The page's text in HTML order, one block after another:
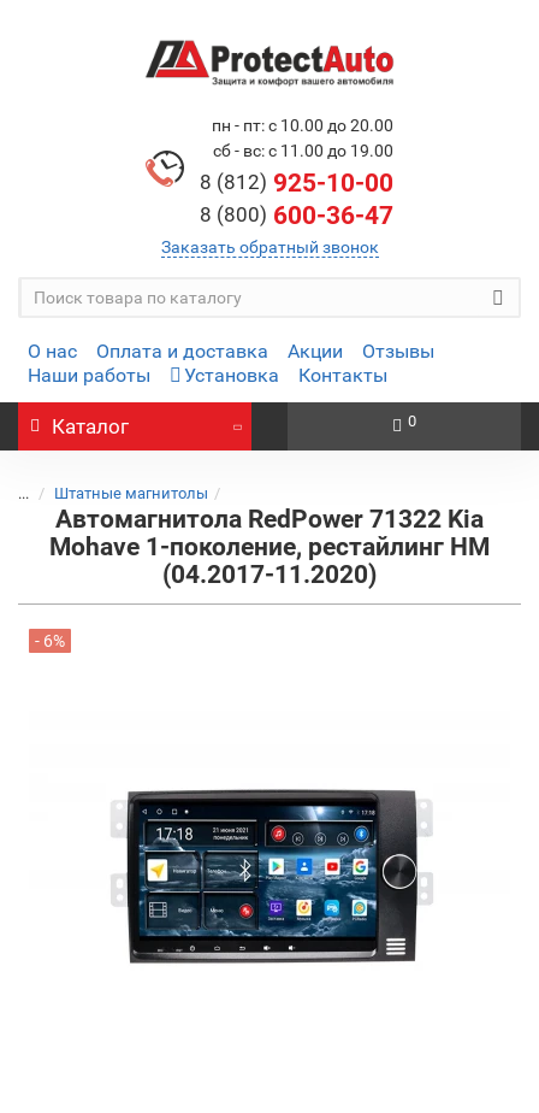
пн - пт: с 10.00 до 20.00
сб - вс: с 11.00 до 19.00
8 (812) 925-10-00
8 (800) 600-36-47
Заказать обратный звонок
О нас Оплата и доставка Акции
Отзывы
Наши работы
Установка Контакты
Каталог 0
... Штатные магнитолы
Автомагнитола RedPower 71322 Kia
Mohave 1-поколение, рестайлинг HM
(04.2017-11.2020)
- 6%